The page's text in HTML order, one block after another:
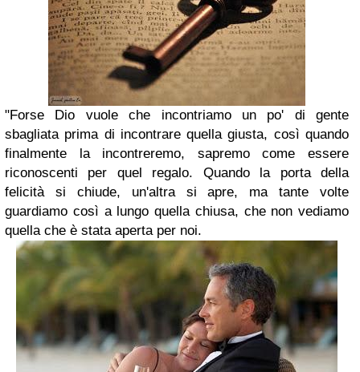
"Forse Dio vuole che incontriamo un po' di gente
sbagliata prima di incontrare quella giusta, così quando
finalmente la incontreremo, sapremo come essere
riconoscenti per quel regalo. Quando la porta della
felicità si chiude, un'altra si apre, ma tante volte
guardiamo così a lungo quella chiusa, che non vediamo
quella che è stata aperta per noi.